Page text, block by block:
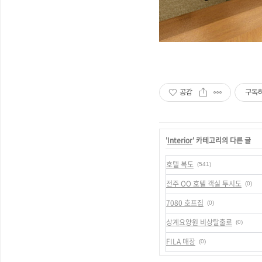
공감 구독
'Interior' 카테고리의 다른 글
호텔 복도 (541)
전주 OO 호텔 객실 투시도 (0)
7080 호프집 (0)
상계요양원 비상탈출로 (0)
FILA 매장 (0)